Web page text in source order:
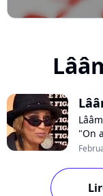
"On
ses
de
ont